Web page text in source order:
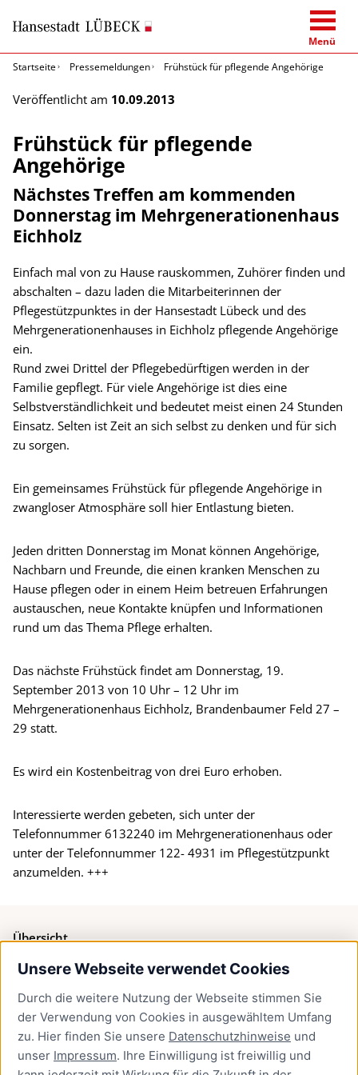
Unsere Webseite verwendet Cookies
Durch die weitere Nutzung der Webseite stimmen Sie
der Verwendung von Cookies in ausgewähltem Umfang
zu. Hier finden Sie unsere Datenschutzhinweise und
unser Impressum. Ihre Einwilligung ist freiwillig und
Menü
Startseite
Pressemeldungen Frühstück für pflegende Angehörige
Veröffentlicht am 10.09.2013
Frühstück für pflegende
Angehörige
Nächstes Treffen am kommenden
Donnerstag im Mehrgenerationenhaus
Eichholz
Einfach mal von zu Hause rauskommen, Zuhörer finden und
abschalten – dazu laden die Mitarbeiterinnen der
Pflegestützpunktes in der Hansestadt Lübeck und des
Mehrgenerationenhauses in Eichholz pflegende Angehörige
ein.
Rund zwei Drittel der Pflegebedürftigen werden in der
Familie gepflegt. Für viele Angehörige ist dies eine
Selbstverständlichkeit und bedeutet meist einen 24 Stunden
Einsatz. Selten ist Zeit an sich selbst zu denken und für sich
zu sorgen.
Ein gemeinsames Frühstück für pflegende Angehörige in
zwangloser Atmosphäre soll hier Entlastung bieten.
Jeden dritten Donnerstag im Monat können Angehörige,
Nachbarn und Freunde, die einen kranken Menschen zu
Hause pflegen oder in einem Heim betreuen Erfahrungen
austauschen, neue Kontakte knüpfen und Informationen
rund um das Thema Pflege erhalten.
Das nächste Frühstück findet am Donnerstag, 19.
September 2013 von 10 Uhr – 12 Uhr im
Mehrgenerationenhaus Eichholz, Brandenbaumer Feld 27 –
29 statt.
Es wird ein Kostenbeitrag von drei Euro erhoben.
Interessierte werden gebeten, sich unter der
Telefonnummer 6132240 im Mehrgenerationenhaus oder
unter der Telefonnummer 122- 4931 im Pflegestützpunkt
anzumelden. +++
Übersicht
Bürgerservice
Presse
Newsletter Lübeck:kompakt
Kontakt